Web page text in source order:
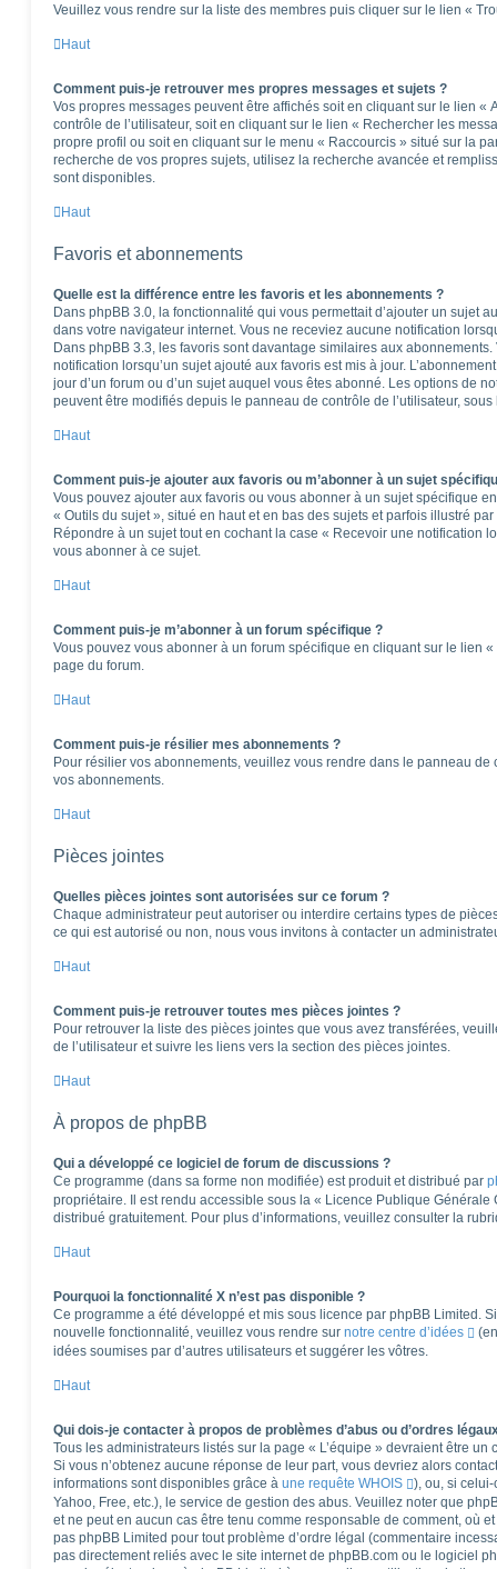
Veuillez vous rendre sur la liste des membres puis cliquer sur le lien «
Haut
Comment puis-je retrouver mes propres messages et sujets ?
Vos propres messages peuvent être affichés soit en cliquant sur le lien «
contrôle de l’utilisateur, soit en cliquant sur le lien « Rechercher les
propre profil ou soit en cliquant sur le menu « Raccourcis » situé sur la
recherche de vos propres sujets, utilisez la recherche avancée et
sont disponibles.
Haut
Favoris et abonnements
Quelle est la différence entre les favoris et les abonnements ?
Dans phpBB 3.0, la fonctionnalité qui vous permettait d’ajouter un sujet
dans votre navigateur internet. Vous ne receviez aucune notification
Dans phpBB 3.3, les favoris sont davantage similaires aux
notification lorsqu’un sujet ajouté aux favoris est mis à jour.
jour d’un forum ou d’un sujet auquel vous êtes abonné. Les options de
peuvent être modifiés depuis le panneau de contrôle de l’utilisateur,
Haut
Comment puis-je ajouter aux favoris ou m’abonner à un sujet
Vous pouvez ajouter aux favoris ou vous abonner à un sujet spécifique
« Outils du sujet », situé en haut et en bas des sujets et parfois illustré
Répondre à un sujet tout en cochant la case « Recevoir une notification
vous abonner à ce sujet.
Haut
Comment puis-je m’abonner à un forum spécifique ?
Vous pouvez vous abonner à un forum spécifique en cliquant sur le lien
page du forum.
Haut
Comment puis-je résilier mes abonnements ?
Pour résilier vos abonnements, veuillez vous rendre dans le panneau de
vos abonnements.
Haut
Pièces jointes
Quelles pièces jointes sont autorisées sur ce forum ?
Chaque administrateur peut autoriser ou interdire certains types de
ce qui est autorisé ou non, nous vous invitons à contacter un
Haut
Comment puis-je retrouver toutes mes pièces jointes ?
Pour retrouver la liste des pièces jointes que vous avez transférées,
de l’utilisateur et suivre les liens vers la section des pièces jointes.
Haut
À propos de phpBB
Qui a développé ce logiciel de forum de discussions ?
Ce programme (dans sa forme non modifiée) est produit et distribué par
propriétaire. Il est rendu accessible sous la « Licence Publique Générale
distribué gratuitement. Pour plus d’informations, veuillez consulter la
Haut
Pourquoi la fonctionnalité X n’est pas disponible ?
Ce programme a été développé et mis sous licence par phpBB Limited.
nouvelle fonctionnalité, veuillez vous rendre sur notre centre d’idées
idées soumises par d’autres utilisateurs et suggérer les vôtres.
Haut
Qui dois-je contacter à propos de problèmes d’abus ou d’ordres
Tous les administrateurs listés sur la page « L’équipe » devraient être
Si vous n’obtenez aucune réponse de leur part, vous devriez alors
informations sont disponibles grâce à une requête WHOIS
), ou, si
Yahoo, Free, etc.), le service de gestion des abus. Veuillez noter que
et ne peut en aucun cas être tenu comme responsable de comment, où
pas phpBB Limited pour tout problème d’ordre légal (commentaire
pas directement reliés avec le site internet de phpBB.com ou le logiciel